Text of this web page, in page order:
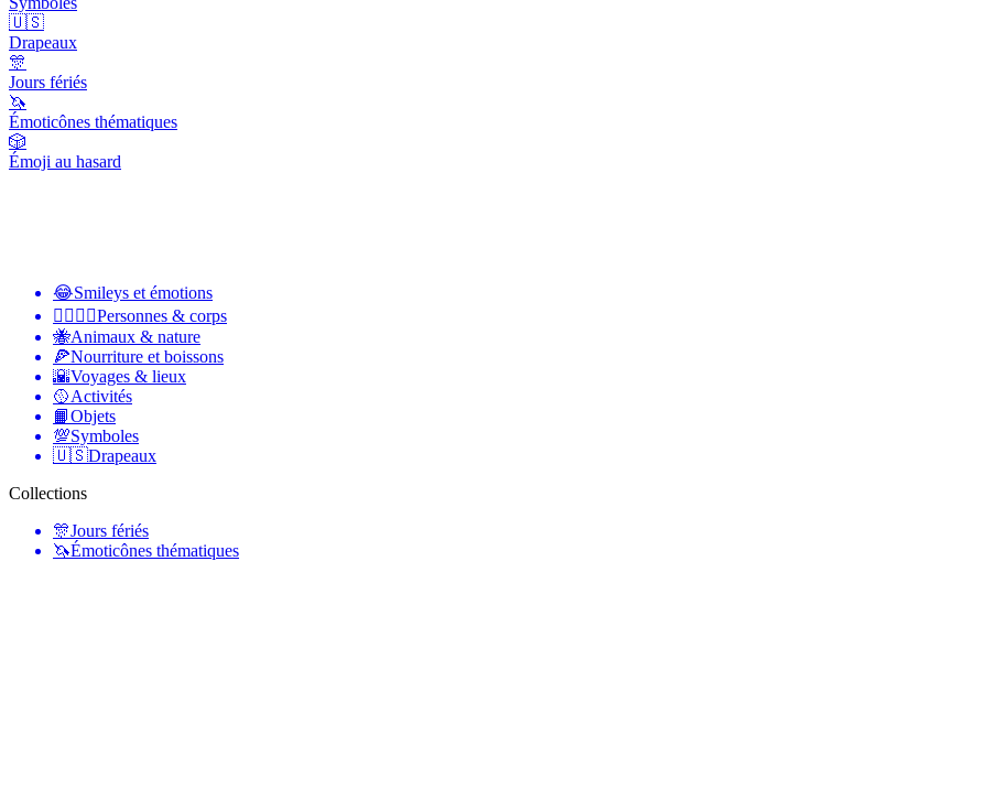
🇺🇸
Drapeaux
🎊
Jours fériés
🦄
Émoticônes thématiques
🎲
Émoji au hasard
😂Smileys et émotions
👩‍❤️‍💋‍👨Personnes & corps
🐝Animaux & nature
🍕Nourriture et boissons
🌇Voyages & lieux
🥎Activités
📙Objets
💯Symboles
🇺🇸Drapeaux
Collections
🎊Jours fériés
🦄Émoticônes thématiques